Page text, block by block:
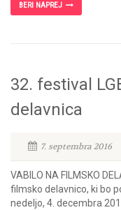
BERI NAPREJ
32. festival
delavnica
7. septembra 2016
VABILO NA FILMSKO
filmsko delavnico, ki bo
nedeljo, 4. decembra